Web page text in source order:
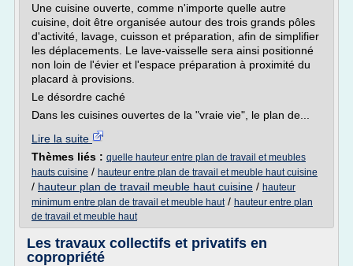
Une cuisine ouverte, comme n'importe quelle autre
cuisine, doit être organisée autour des trois grands pôles
d'activité, lavage, cuisson et préparation, afin de simplifier
les déplacements. Le lave-vaisselle sera ainsi positionné
non loin de l'évier et l'espace préparation à proximité du
placard à provisions.
Le désordre caché
Dans les cuisines ouvertes de la "vraie vie", le plan de...
Lire la suite
Thèmes liés : quelle hauteur entre plan de travail et meubles
hauts cuisine / hauteur entre plan de travail et meuble haut cuisine
/ hauteur plan de travail meuble haut cuisine / hauteur
minimum entre plan de travail et meuble haut/ hauteur entre plan
de travail et meuble haut
Les travaux collectifs et privatifs en
copropriété